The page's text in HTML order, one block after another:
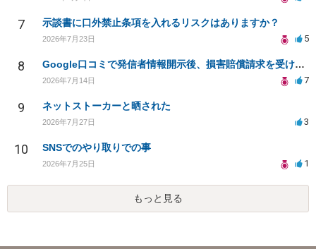
7 示談書に口外禁止条項を入れるリスクはありますか？
2026年7月23日 5
8 Google口コミで発信者情報開示後、損害賠償請求を受けています。示談について相談です。
2026年7月14日 7
9 ネットストーカーと晒された
2026年7月27日 3
10 SNSでのやり取りでの事
2026年7月25日 1
もっと見る